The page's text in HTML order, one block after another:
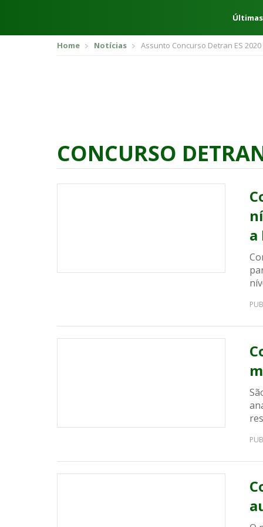
Home Notícias Assunto Concurso Detran ES 2020
CONCURSO
a